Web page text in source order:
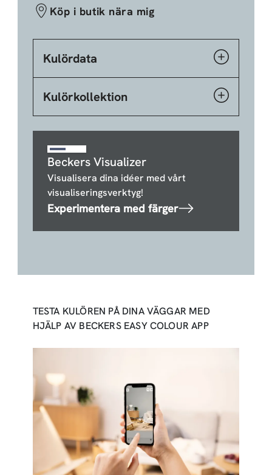
Köp i butik nära mig
Kulördata
Kulörkollektion
Beckers Visualizer
Visualisera dina idéer med vårt
visualiseringsverktyg!
Experimentera med färger
TESTA KULÖREN PÅ DINA VÄGGAR MED
HJÄLP AV BECKERS EASY COLOUR APP